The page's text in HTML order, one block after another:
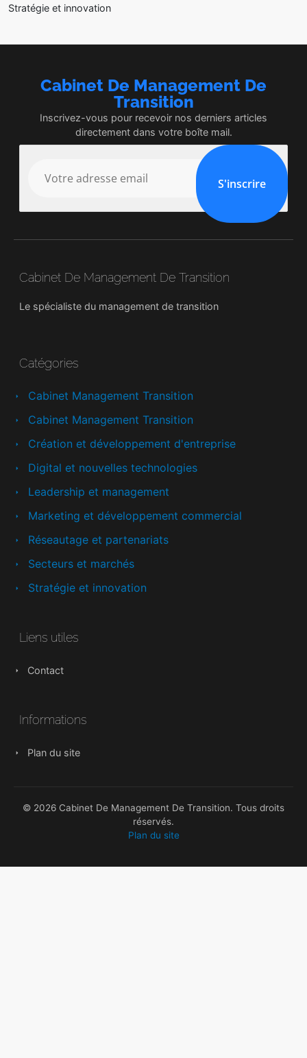
Stratégie et innovation
Cabinet De Management De
Transition
Inscrivez-vous pour recevoir nos derniers articles
directement dans votre boîte mail.
S'inscrire
Cabinet De Management De Transition
Le spécialiste du management de transition
Catégories
Cabinet Management Transition
Cabinet Management Transition
Création et développement d'entreprise
Digital et nouvelles technologies
Leadership et management
Marketing et développement commercial
Réseautage et partenariats
Secteurs et marchés
Stratégie et innovation
Liens utiles
Contact
Informations
Plan du site
© 2026 Cabinet De Management De Transition. Tous droits
réservés.
Plan du site